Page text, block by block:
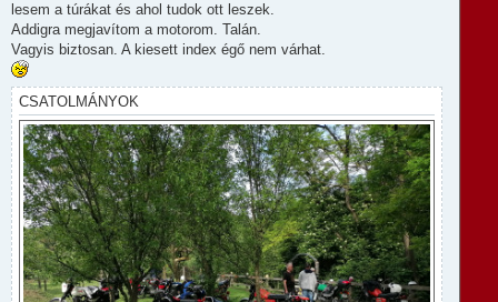
lesem a túrákat és ahol tudok ott leszek.
Addigra megjavítom a motorom. Talán.
Vagyis biztosan. A kiesett index égő nem várhat.
CSATOLMÁNYOK